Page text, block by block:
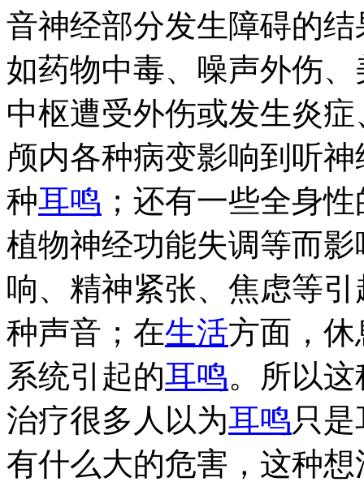
音神经部分发生障碍的
如药物中毒、噪声外伤
中枢遭受外伤或发生炎
颅内各种病变影响到听
种耳鸣 ；还有一些全身
植物神经功能失调等而
响、精神紧张、焦虑等
种声音；在生活方面，
系统引起的耳鸣。所以这
治疗很多人以为耳鸣只
有什么大的危害，这种